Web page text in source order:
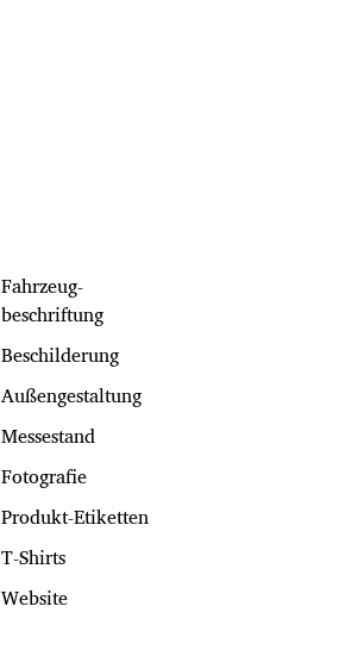
Fahrzeug-
beschriftung
Beschilderung
Außengestaltung
Messestand
Fotografie
Produkt-Etiketten
T-Shirts
Website